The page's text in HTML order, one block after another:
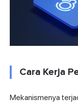
Cara Kerja
Mekanismenya